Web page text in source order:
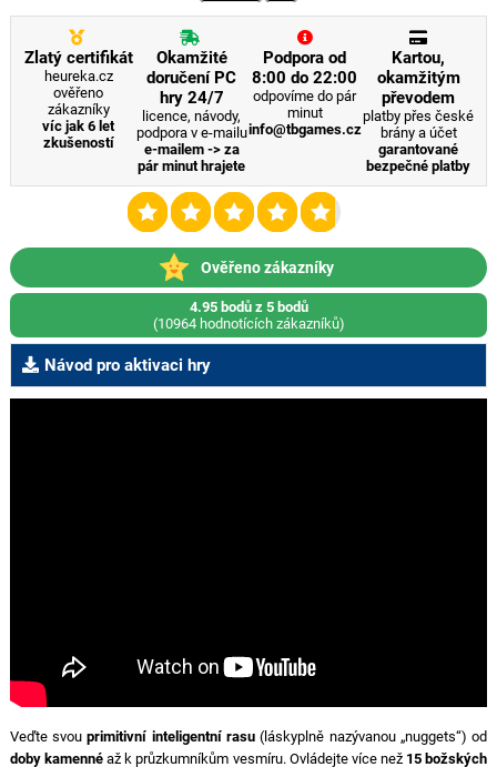
Zlatý certifikát
heureka.cz
ověřeno
zákazníky
víc jak 6 let
zkušeností
Okamžité
doručení PC
hry 24/7
licence, návody,
podpora v e-mailu
e-mailem -> za
pár minut hrajete
Podpora od
8:00 do 22:00
odpovíme do pár
minut
info@tbgames.cz
Kartou,
okamžitým
převodem
platby přes české
brány a účet
garantované
bezpečné platby
Ověřeno zákazníky
4.95 bodů z 5 bodů
(10964 hodnotících zákazníků)
Návod pro aktivaci hry
Veďte svouprimitivní inteligentní rasu (láskyplně nazývanou „nuggets“) od
doby kamenné až k průzkumníkům vesmíru. Ovládejte více než 15 božských